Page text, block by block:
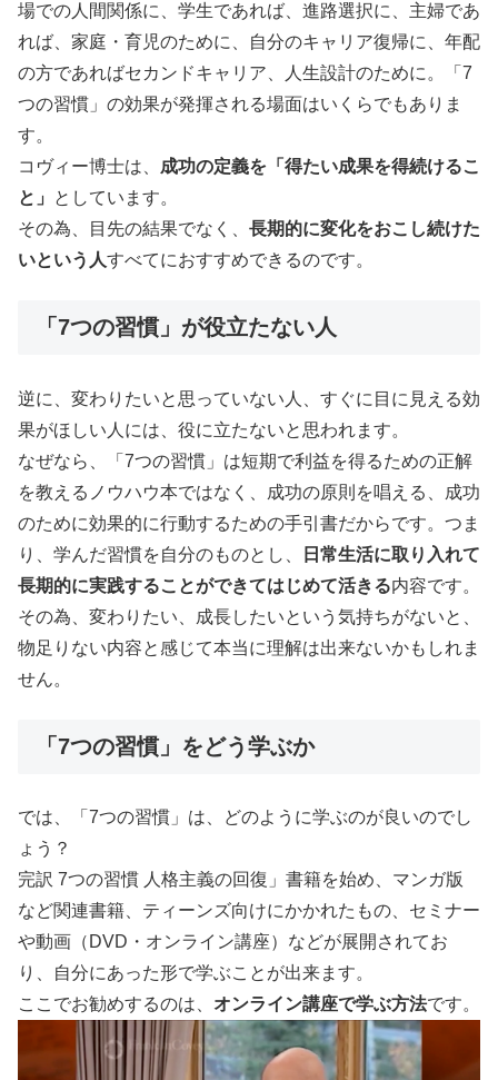
場での人間関係に、学生であれば、進路選択に、主婦であ
れば、家庭・育児のために、自分のキャリア復帰に、年配
の方であればセカンドキャリア、人生設計のために。「7
つの習慣」の効果が発揮される場面はいくらでもありま
す。
コヴィー博士は、 成功の定義を「得たい成果を得続けるこ
と」
としています。
その為、目先の結果でなく、 長期的に変化をおこし続けた
いという人すべてにおすすめできるのです。
「7つの習慣」が役立たない人
逆に、変わりたいと思っていない人、すぐに目に見える効
果がほしい人には、役に立たないと思われます。
なぜなら、「7つの習慣」は短期で利益を得るための正解
を教えるノウハウ本ではなく、成功の原則を唱える、成功
のために効果的に行動するための手引書だからです。つま
り、学んだ習慣を自分のものとし、
日常生活に取り入れて
長期的に実践することができてはじめて活きる内容です。
その為、変わりたい、成長したいという気持ちがないと、
物足りない内容と感じて本当に理解は出来ないかもしれま
せん。
「7つの習慣」をどう学ぶか
では、「7つの習慣」は、どのように学ぶのが良いのでし
ょう？
完訳 7つの習慣 人格主義の回復」書籍を始め、マンガ版
など関連書籍、ティーンズ向けにかかれたもの、セミナー
や動画（DVD・オンライン講座）などが展開されてお
り、自分にあった形で学ぶことが出来ます。
ここでお勧めするのは、 オンライン講座で学ぶ方法です。